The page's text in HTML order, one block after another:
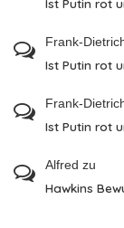
Ist Putin rot
Frank-
Ist Putin rot
Frank-
Ist Putin rot
Alfred zu
Hawkins